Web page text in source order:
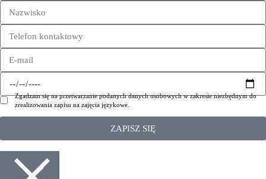
Zgadzam się na przetwarzanie podanych danych osobowych w zakresie niezbędnym do
zrealizowania zapisu na zajęcia językowe.
ZAPISZ SIĘ